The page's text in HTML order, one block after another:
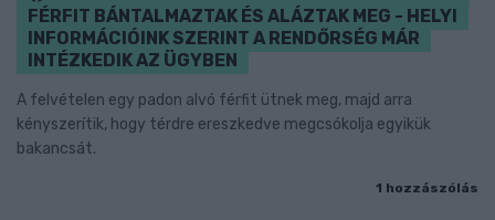
FÉRFIT BÁNTALMAZTAK ÉS ALÁZTAK MEG - HELYI
INFORMÁCIÓINK SZERINT A RENDŐRSÉG MÁR
INTÉZKEDIK AZ ÜGYBEN
A felvételen egy padon alvó férfit ütnek meg, majd arra
kényszerítik, hogy térdre ereszkedve megcsókolja egyikük
bakancsát.
1 hozzászólás